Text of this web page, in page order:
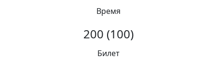
Время
200 (100)
Билет